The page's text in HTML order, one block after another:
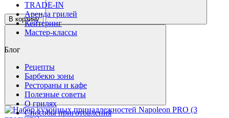
В корзину
TRADE-IN
Аренда грилей
Кейтеринг
Мастер-классы
Блог
Рецепты
Барбекю зоны
Рестораны и кафе
Полезные советы
О грилях
Способы приготовления